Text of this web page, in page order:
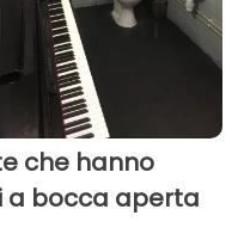
che hanno
a bocca aperta